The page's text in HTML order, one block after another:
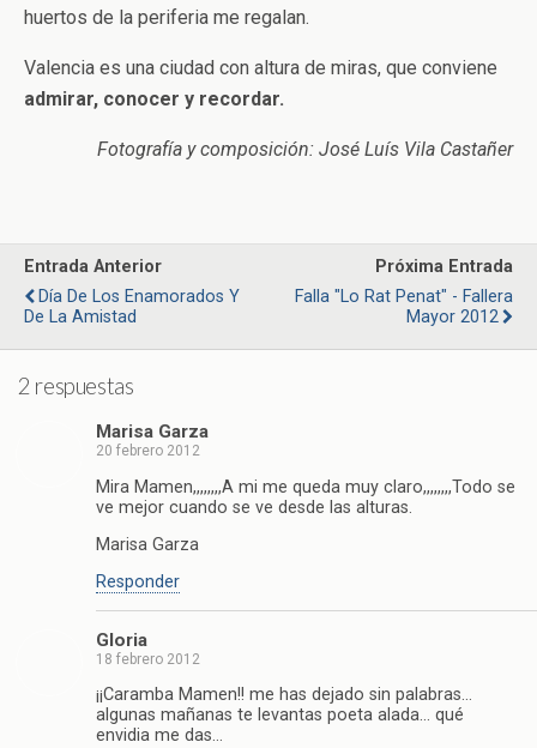
huertos de la periferia me regalan.
Valencia es una ciudad con altura de miras, que conviene
admirar, conocer y recordar.
Fotografía y composición: José Luís Vila Castañer
Entrada Anterior
Día De Los Enamorados Y
De La Amistad
Próxima Entrada
Falla "Lo Rat Penat" - Fallera
Mayor 2012
2 respuestas
Marisa Garza
20 febrero 2012
Mira Mamen,,,,,,,,A mi me queda muy claro,,,,,,,,Todo se
ve mejor cuando se ve desde las alturas.
Marisa Garza
Responder
Gloria
18 febrero 2012
¡¡Caramba Mamen!! me has dejado sin palabras…
algunas mañanas te levantas poeta alada… qué
envidia me das…